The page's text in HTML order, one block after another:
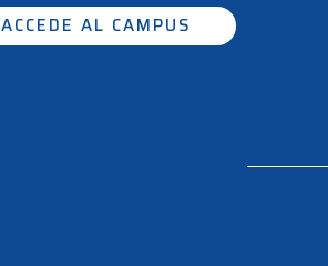
ACCEDE AL CAMPUS